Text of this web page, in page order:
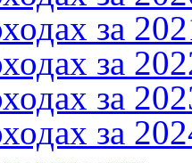
за
за
за
за